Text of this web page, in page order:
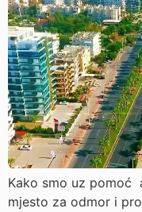
Kako smo uz pomoć
mjesto za odmor i